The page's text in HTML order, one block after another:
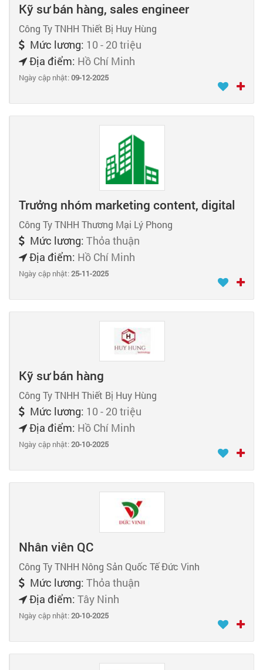
Kỹ sư bán hàng, sales engineer
Công Ty TNHH Thiết Bị Huy Hùng
Mức lương: 10 - 20 triệu
Địa điểm: Hồ Chí Minh
Ngày cập nhật:09-12-2025
Trưởng nhóm marketing content, digital
Công Ty TNHH Thương Mại Lý Phong
Mức lương: Thỏa thuận
Địa điểm: Hồ Chí Minh
Ngày cập nhật:25-11-2025
Kỹ sư bán hàng
Công Ty TNHH Thiết Bị Huy Hùng
Mức lương: 10 - 20 triệu
Địa điểm: Hồ Chí Minh
Ngày cập nhật:20-10-2025
Nhân viên QC
Công Ty TNHH Nông Sản Quốc Tế Đức Vinh
Mức lương: Thỏa thuận
Địa điểm: Tây Ninh
Ngày cập nhật:20-10-2025